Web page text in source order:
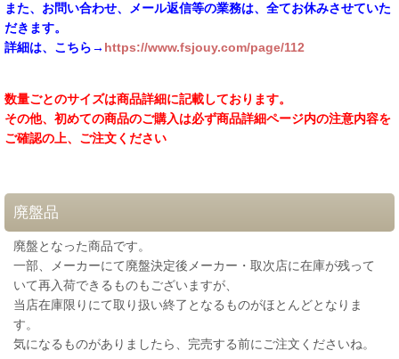
また、お問い合わせ、メール返信等の業務は、全てお休みさせていた
だきます。
詳細は、こちら→ https://www.fsjouy.com/page/112
数量ごとのサイズは商品詳細に記載しております。
その他、初めての商品のご購入は必ず商品詳細ページ内の注意内容を
ご確認の上、ご注文ください
廃盤品
廃盤となった商品です。
一部、メーカーにて廃盤決定後メーカー・取次店に在庫が残って
いて再入荷できるものもございますが、
当店在庫限りにて取り扱い終了となるものがほとんどとなりま
す。
気になるものがありましたら、完売する前にご注文くださいね。